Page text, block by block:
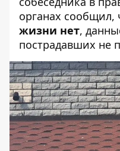
органах сообщил,
жизни нет,
пострадавших не